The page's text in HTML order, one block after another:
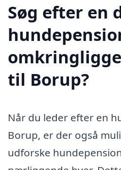
Søg efter en
til Borup?
Når du leder efter en
Borup, er der også
udforske